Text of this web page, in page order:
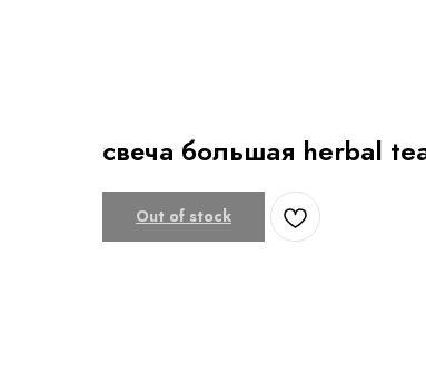
свеча большая herbal
Out of stock